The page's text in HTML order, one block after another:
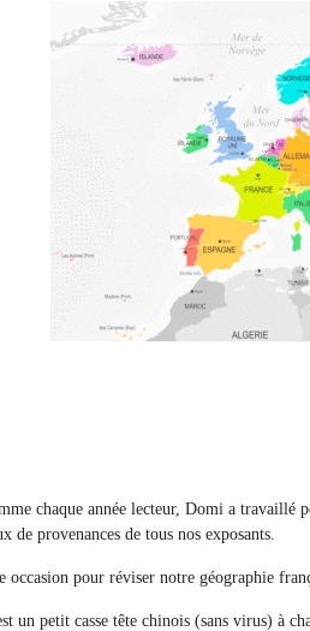
chaque année lecteur, Domi a travaillé
de provenances de tous nos exposants.
occasion pour réviser notre géographie
un petit casse tête chinois (sans virus) à